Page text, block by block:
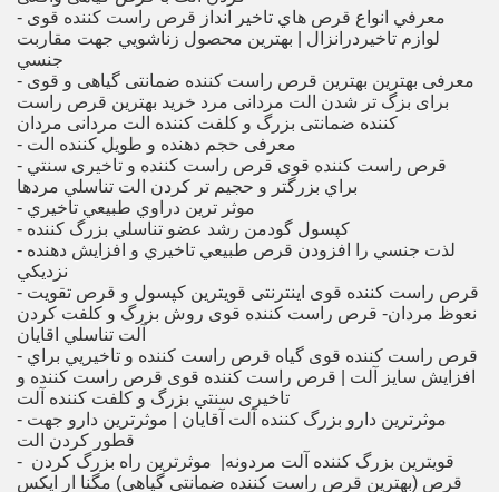
- معرفي انواع قرص هاي تاخير انداز قرص راست کننده قوی
لوازم تاخيردرانزال | بهترين محصول زناشويي جهت مقاربت
جنسي
- معرفی بهترین بهترین قرص راست کننده ضمانتی گیاهی و قوی
برای بزگ تر شدن الت مردانی مرد خرید بهترین قرص راست
کننده ضمانتی بزرگ و کلفت کننده الت مردانی مردان
- معرفی حجم دهنده و طویل کننده الت
- قرص راست کننده قوی قرص راست کننده و تاخیری سنتي
براي بزرگتر و حجيم تر كردن الت تناسلي مردها
- موثر ترين دراوي طبيعي تاخيري
- كپسول گودمن رشد عضو تناسلي بزرگ كننده
- لذت جنسي را افزودن قرص طبيعي تاخيري و افزايش دهنده
نزديكي
- قرص راست کننده قوی اینترنتی قویترین کپسول و قرص تقویت
نعوظ مردان- قرص راست کننده قوی روش بزرگ و كلفت كردن
آلت تناسلي اقايان
- قرص راست کننده قوی گياه قرص راست کننده و تاخیریي براي
افزايش سايز آلت | قرص راست کننده قوی قرص راست کننده و
تاخیری سنتي بزرگ و كلفت كننده آلت
- موثرترین دارو بزرگ کننده آلت آقایان | موثرترین دارو جهت
قطور کردن الت
- موثرترین راه بزرگ کردن ‏‎ ‎ ‎قویترین بزرگ کننده آلت مردونه|